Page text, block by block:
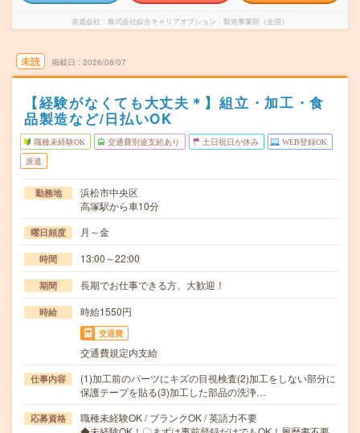
派遣会社 株式会社綜合キャリアオプション 製造事業部（全国）
未読 掲載日 2026/08/07
【経験がなくても大丈夫＊】組立・加工・食
品製造など/日払いOK
職種未経験OK 交通費別途支給あり 土日祝日が休み WEB登録OK
派遣
勤務地
浜松市中央区
高塚駅から車10分
曜日頻度 月～金
時間 13:00～22:00
期間 長期でお仕事できる方、大歓迎！
時給 時給1550円
交通費
交通費規定内支給
仕事内容
(1)加工前のパーツにキズの目視検査(2)加工をしない部分に
保護テープを貼る(3)加工した部品の洗浄…
応募資格
職種未経験OK / ブランクOK / 英語力不要